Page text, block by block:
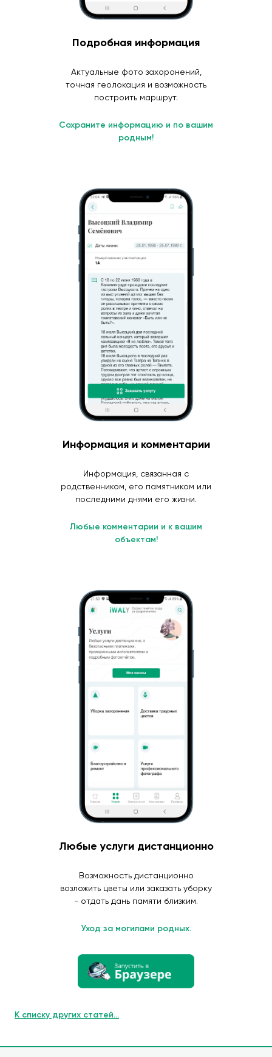
Подробная информация
Актуальные фото захоронений,
точная геолокация и возможность
построить маршрут.
Сохраните информацию и по вашим
родным!
Информация и комментарии
Информация, связанная с
родственником, его памятником или
последними днями его жизни.
Любые комментарии и к вашим
объектам!
Любые услуги дистанционно
Возможность дистанционно
возложить цветы или заказать уборку
- отдать дань памяти близким.
Уход за могилами родных.
К списку других статей...